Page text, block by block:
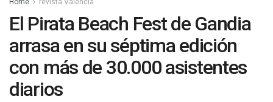
Home revista Valencia
El Pirata Beach Fest de Gandia
arrasa en su séptima edición
con más de 30.000 asistentes
diarios